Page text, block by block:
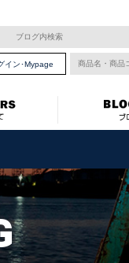
イン･Mypage